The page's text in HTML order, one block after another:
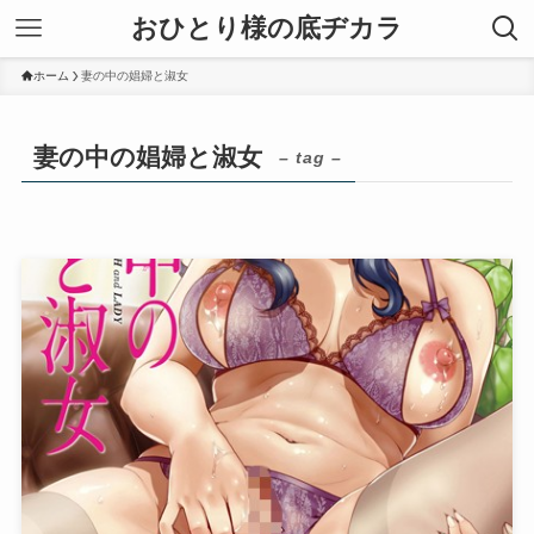
おひとり様の底ヂカラ
ホーム 妻の中の娼婦と淑女
妻の中の娼婦と淑女 – tag –